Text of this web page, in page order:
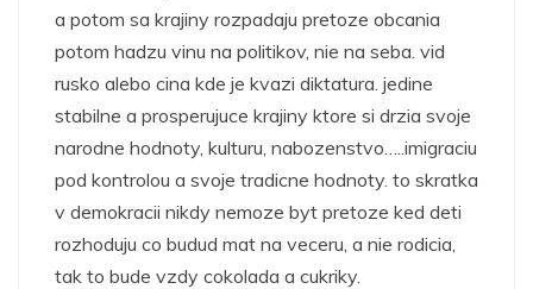
a potom sa krajiny rozpadaju pretoze obcania
potom hadzu vinu na politikov, nie na seba. vid
rusko alebo cina kde je kvazi diktatura. jedine
stabilne a prosperujuce krajiny ktore si drzia svoje
narodne hodnoty, kulturu, nabozenstvo…..imigraciu
pod kontrolou a svoje tradicne hodnoty. to skratka
v demokracii nikdy nemoze byt pretoze ked deti
rozhoduju co budud mat na veceru, a nie rodicia,
tak to bude vzdy cokolada a cukriky.